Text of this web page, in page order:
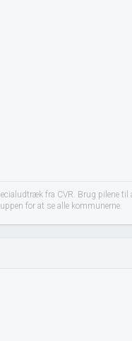
fra CVR. Brug pilene til
for at se alle kommunerne.